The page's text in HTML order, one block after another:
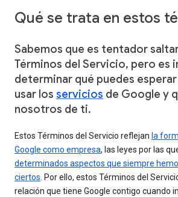
Qué se trata en estos
Sabemos que es tentador
Términos del Servicio, pero es
determinar qué puedes
usar los servicios de Google y
nosotros de ti.
Estos Términos del Servicio reflejan la
Google como empresa, las leyes por las
determinados aspectos que siempre
ciertos. Por ello, estos Términos del
relación que tiene Google contigo cuando